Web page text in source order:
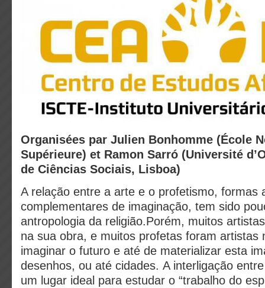
Organisées par Julien Bonhomme (École
Supérieure) et Ramon Sarró (Université
de Ciências Sociais, Lisboa)
A relação entre a arte e o profetismo, formas
complementares de imaginação, tem sido
antropologia da religião.Porém, muitos
na sua obra, e muitos profetas foram artistas
imaginar o futuro e até de materializar esta
desenhos, ou até cidades. A interligação
um lugar ideal para estudar o “trabalho do